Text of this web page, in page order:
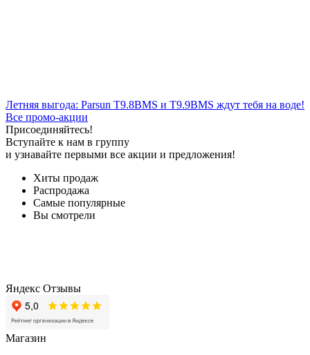
Летняя выгода: Parsun T9.8BMS и T9.9BMS ждут тебя на воде!
Все промо-акции
Присоединяйтесь!
Вступайте к нам в группу
и узнавайте первыми все акции и предложения!
Хиты продаж
Распродажа
Самые популярные
Вы смотрели
Яндекс Отзывы
Магазин